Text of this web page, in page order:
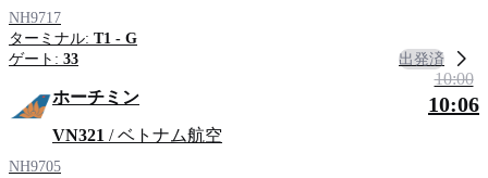
NH9717
ターミナル: T1 - G
ゲート: 33 出発済
ホーチミン
VN321 / ベトナム航空
NH9705
10:00
10:06